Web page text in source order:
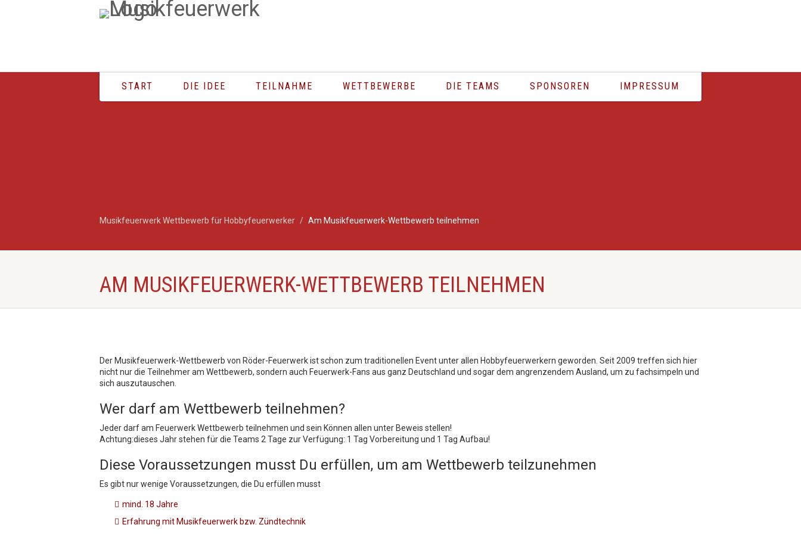
START DIE IDEE TEILNAHME WETTBEWERBE DIE TEAMS SPONSOREN IMPRESSUM
Musikfeuerwerk Wettbewerb für Hobbyfeuerwerker Am Musikfeuerwerk-Wettbewerb teilnehmen
AM MUSIKFEUERWERK-WETTBEWERB TEILNEHMEN
Der Musikfeuerwerk-Wettbewerb von Röder-Feuerwerk ist schon zum traditionellen Event unter allen Hobbyfeuerwerkern geworden. Seit 2009 treffen sich hier
nicht nur die Teilnehmer am Wettbewerb, sondern auch Feuerwerk-Fans aus ganz Deutschland und sogar dem angrenzendem Ausland, um zu fachsimpeln und
sich auszutauschen.
Wer darf am Wettbewerb teilnehmen?
Jeder darf am Feuerwerk Wettbewerb teilnehmen und sein Können allen unter Beweis stellen!
Achtung:dieses Jahr stehen für die Teams 2 Tage zur Verfügung: 1 Tag Vorbereitung und 1 Tag Aufbau!
Diese Voraussetzungen musst Du erfüllen, um am Wettbewerb teilzunehmen
Es gibt nur wenige Voraussetzungen, die Du erfüllen musst
mind. 18 Jahre
Erfahrung mit Musikfeuerwerk bzw. Zündtechnik